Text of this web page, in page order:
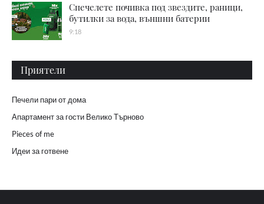
Спечелете почивка под звездите, раници,
бутилки за вода, външни батерии
9:18
Приятели
Печели пари от дома
Апартамент за гости Велико Търново
Pieces of me
Идеи за готвене